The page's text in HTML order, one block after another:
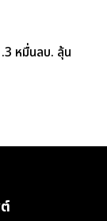
หมื่นลบ. ลุ้น